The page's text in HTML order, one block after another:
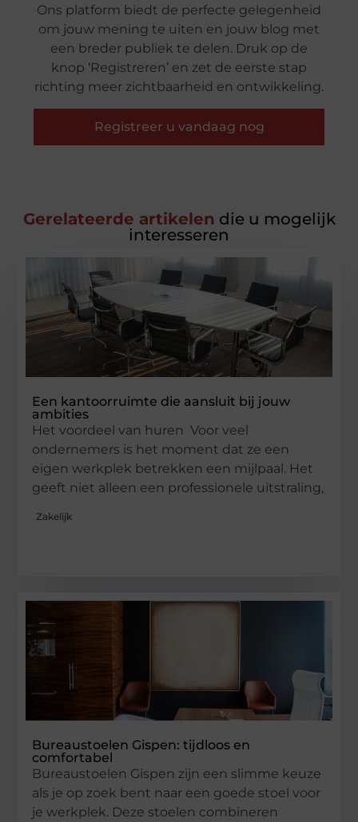
Ons platform biedt de perfecte gelegenheid
om jouw mening te uiten en jouw blog met
een breder publiek te delen. Druk op de
knop ‘Registreren’ en zet de eerste stap
richting meer zichtbaarheid en ontwikkeling.
Registreer u vandaag nog
Gerelateerde artikelen die u mogelijk
interesseren
Een kantoorruimte die aansluit bij jouw
ambities
Het voordeel van huren Voor veel
ondernemers is het moment dat ze een
eigen werkplek betrekken een mijlpaal. Het
geeft niet alleen een professionele uitstraling,
Zakelijk
Bureaustoelen Gispen: tijdloos en
comfortabel
Bureaustoelen Gispen zijn een slimme keuze
als je op zoek bent naar een goede stoel voor
je werkplek. Deze stoelen combineren